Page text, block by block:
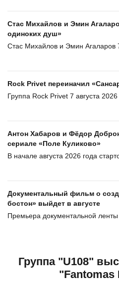
Стас Михайлов и Эмин
одиноких душ»
Стас Михайлов и Эмин Агаларов
Rock Privet переиначил
Группа Rock Privet 7 августа
Антон Хабаров и Фёдор
сериале «Поле Куликово»
В начале августа 2026 года
Документальный фильм о
бостон» выйдет в августе
Премьера документальной
Группа "U108"
"Fantomas